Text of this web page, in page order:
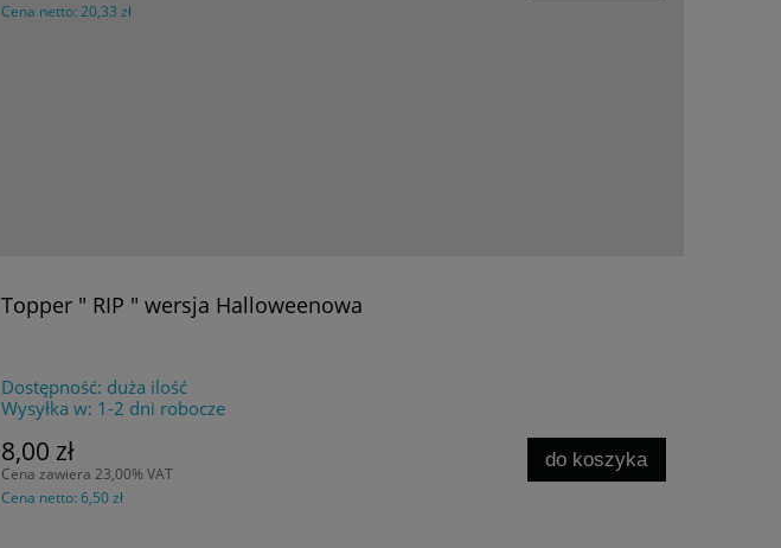
Cena netto:20,33 zł
Topper " RIP " wersja Halloweenowa
Dostępność: duża ilość
Wysyłka w: 1-2 dni robocze
8,00 zł
Cena zawiera 23,00% VAT
Cena netto:6,50 zł
do koszyka